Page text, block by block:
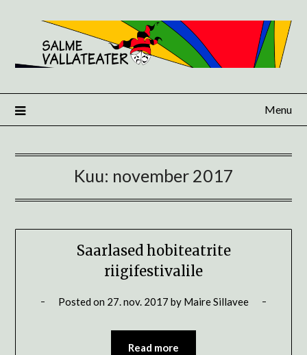
Menu
Kuu: november 2017
Saarlased hobiteatrite
riigifestivalile
Posted on 27. nov. 2017 by Maire Sillavee
Read more